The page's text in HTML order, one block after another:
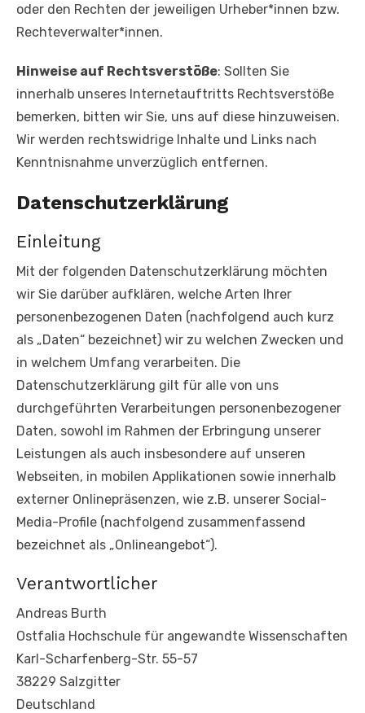
oder den Rechten der jeweiligen Urheber*innen bzw.
Rechteverwalter*innen.
Hinweise auf Rechtsverstöße: Sollten Sie
innerhalb unseres Internetauftritts Rechtsverstöße
bemerken, bitten wir Sie, uns auf diese hinzuweisen.
Wir werden rechtswidrige Inhalte und Links nach
Kenntnisnahme unverzüglich entfernen.
Datenschutzerklärung
Einleitung
Mit der folgenden Datenschutzerklärung möchten
wir Sie darüber aufklären, welche Arten Ihrer
personenbezogenen Daten (nachfolgend auch kurz
als „Daten“ bezeichnet) wir zu welchen Zwecken und
in welchem Umfang verarbeiten. Die
Datenschutzerklärung gilt für alle von uns
durchgeführten Verarbeitungen personenbezogener
Daten, sowohl im Rahmen der Erbringung unserer
Leistungen als auch insbesondere auf unseren
Webseiten, in mobilen Applikationen sowie innerhalb
externer Onlinepräsenzen, wie z.B. unserer Social-
Media-Profile (nachfolgend zusammenfassend
bezeichnet als „Onlineangebot“).
Verantwortlicher
Andreas Burth
Ostfalia Hochschule für angewandte Wissenschaften
Karl-Scharfenberg-Str. 55-57
38229 Salzgitter
Deutschland